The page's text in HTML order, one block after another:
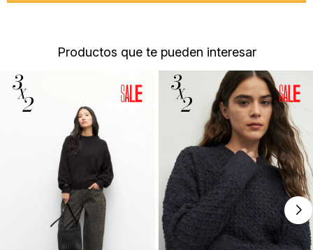
Productos que te pueden interesar